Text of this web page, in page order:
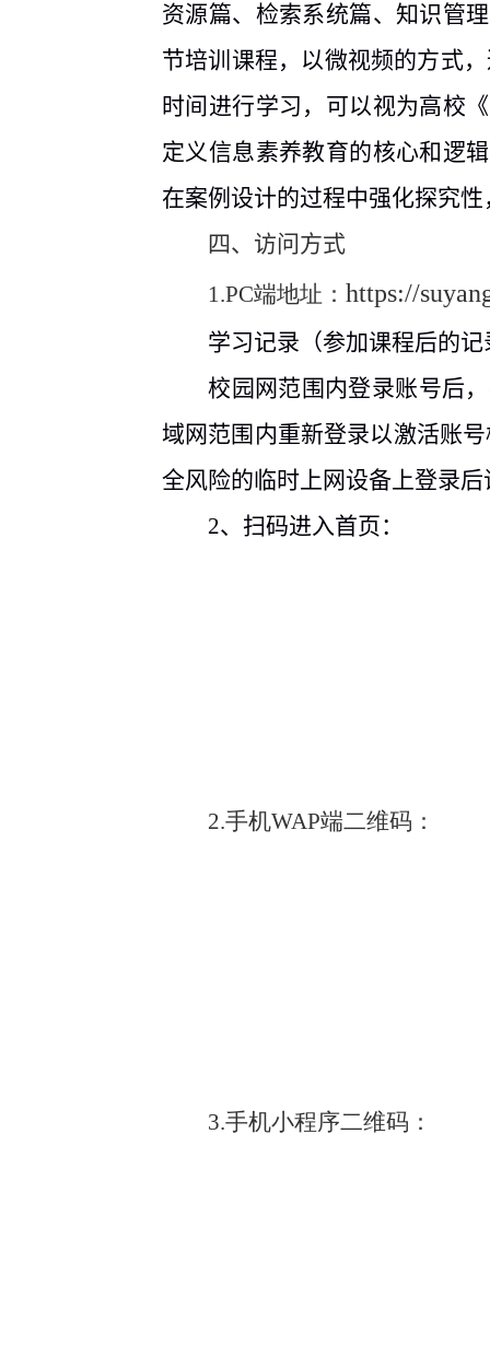
资源篇、检索系统篇、知识管
节培训课程，以微视频的方式
时间进行学习，可以视为高校
定义信息素养教育的核心和逻
在案例设计的过程中强化探究
四、访问方式
1.PC端地址：https://
学习记录（参加课程后的
校园网范围内登录账号后
域网范围内重新登录以激活账
全风险的临时上网设备上登录
2、扫码进入首页：
2.手机WAP端二维码：
3.手机小程序二维码：